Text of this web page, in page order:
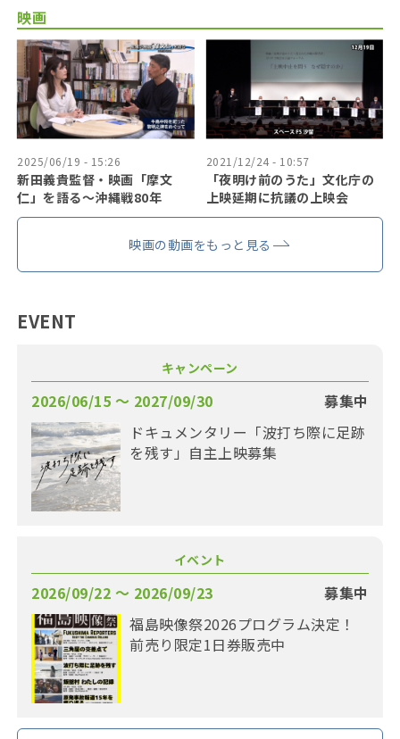
映画
2025/06/19 - 15:26
新田義貴監督・映画「摩文
仁」を語る～沖縄戦80年
2021/12/24 - 10:57
「夜明け前のうた」文化庁の
上映延期に抗議の上映会
映画の動画をもっと見る
EVENT
キャンペーン
2026/06/15 〜 2027/09/30
募集中
ドキュメンタリー「波打ち際に足跡
を残す」自主上映募集
イベント
2026/09/22 〜 2026/09/23
募集中
福島映像祭2026プログラム決定！
前売り限定1日券販売中